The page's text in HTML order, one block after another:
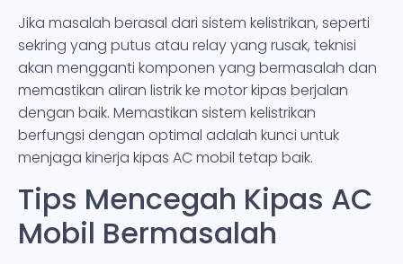
Jika masalah berasal dari sistem kelistrikan, seperti
sekring yang putus atau relay yang rusak, teknisi
akan mengganti komponen yang bermasalah dan
memastikan aliran listrik ke motor kipas berjalan
dengan baik. Memastikan sistem kelistrikan
berfungsi dengan optimal adalah kunci untuk
menjaga kinerja kipas AC mobil tetap baik.
Tips Mencegah Kipas AC
Mobil Bermasalah